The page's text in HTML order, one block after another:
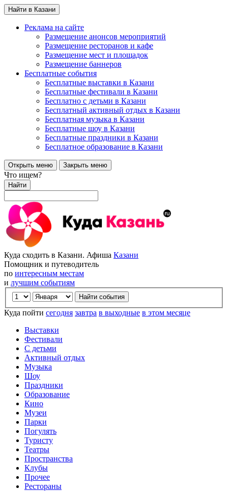
Найти в Казани
Реклама на сайте
Размещение анонсов мероприятий
Размещение ресторанов и кафе
Размещение мест и площадок
Размещение баннеров
Бесплатные события
Бесплатные выставки в Казани
Бесплатные фестивали в Казани
Бесплатно с детьми в Казани
Бесплатный активный отдых в Казани
Бесплатная музыка в Казани
Бесплатные шоу в Казани
Бесплатные праздники в Казани
Бесплатное образование в Казани
Открыть меню Закрыть меню
Что ищем?
Найти
Куда сходить в Казани. Афиша Казани
Помощник и путеводитель
по интересным местам
и лучшим событиям
Куда пойти сегодня завтра в выходные в этом месяце
Выставки
Фестивали
С детьми
Активный отдых
Музыка
Шоу
Праздники
Образование
Кино
Музеи
Парки
Погулять
Туристу
Театры
Пространства
Клубы
Прочее
Рестораны